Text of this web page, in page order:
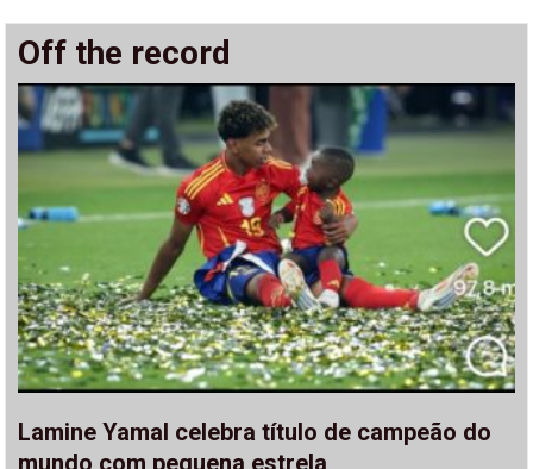
Off the record
Lamine Yamal celebra título de campeão do